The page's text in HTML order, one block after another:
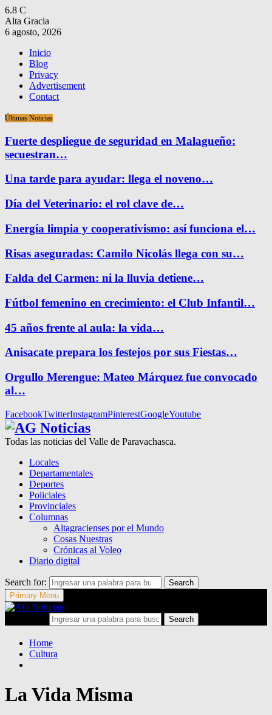
6.8 C
Alta Gracia
6 agosto, 2026
Inicio
Blog
Privacy
Advertisement
Contact
Últimas Noticias
Fuerte despliegue de seguridad en Malagueño:
secuestran…
Una tarde para ayudar: llega el noveno…
Día del Veterinario: el rol clave de…
Energía limpia y cooperativismo: así funciona el…
Risas aseguradas: Camilo Nicolás llega con su…
Falda del Carmen: ni la lluvia detiene…
Fútbol femenino en crecimiento: el Club Infantil…
45 años frente al aula: la vida…
Anisacate prepara los festejos por sus Fiestas…
Orgullo Merengue: Mateo Márquez fue convocado
al…
FacebookTwitterInstagramPinterestGoogleYoutube
Todas las noticias del Valle de Paravachasca.
Locales
Departamentales
Deportes
Policiales
Provinciales
Columnas
Altagracienses por el Mundo
Cosas Nuestras
Crónicas al Voleo
Diario digital
Search for:
Search
Primary Menu
Search
Home
Cultura
La Vida Misma